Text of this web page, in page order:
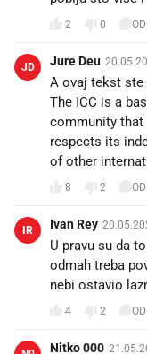
2 0
JD Jure Deu
A ovaj tekst ste
The ICC is a
community that
respects its
of other
8 2
IR Ivan Rey
U pravu su da
odmah treba
nebi ostavio
4 2
Nitko 000